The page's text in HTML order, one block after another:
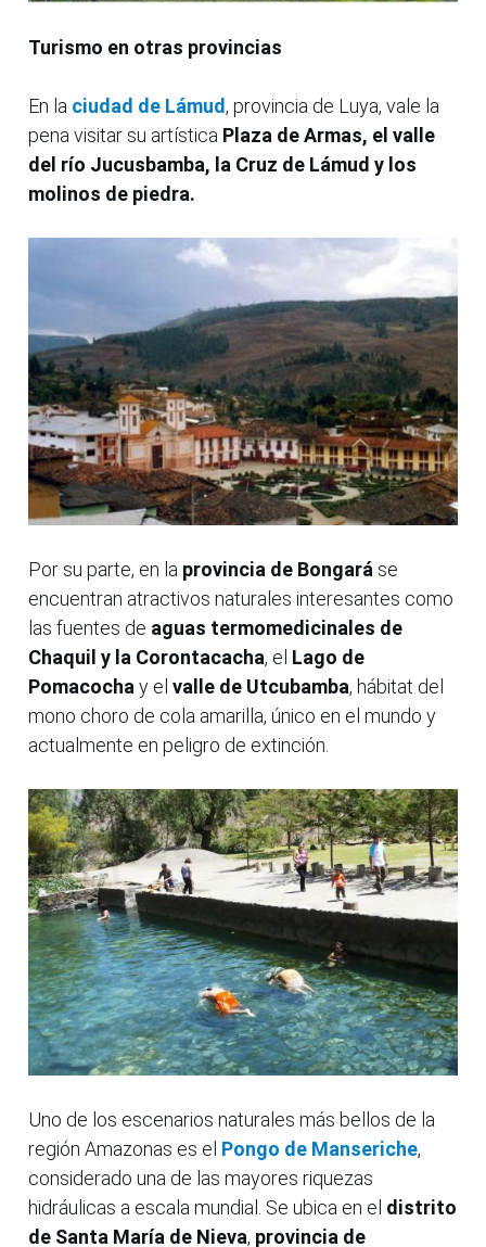
Turismo en otras provincias
En la ciudad de Lámud, provincia de Luya, vale la
pena visitar su artística Plaza de Armas, el valle
del río Jucusbamba, la Cruz de Lámud y los
molinos de piedra.
Por su parte, en la provincia de Bongará se
encuentran atractivos naturales interesantes como
las fuentes de aguas termomedicinales de
Chaquil y la Corontacacha, el Lago de
Pomacocha y el valle de Utcubamba, hábitat del
mono choro de cola amarilla, único en el mundo y
actualmente en peligro de extinción.
Uno de los escenarios naturales más bellos de la
región Amazonas es el Pongo de Manseriche,
considerado una de las mayores riquezas
hidráulicas a escala mundial. Se ubica en el distrito
de Santa María de Nieva, provincia de